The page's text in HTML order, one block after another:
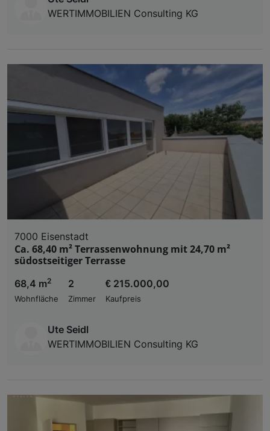
WERTIMMOBILIEN Consulting KG
7000 Eisenstadt
Ca. 68,40 m² Terrassenwohnung mit 24,70 m²
südostseitiger Terrasse
68,4 m2
Wohnfläche
2
Zimmer
€ 215.000,00
Kaufpreis
Ute Seidl
WERTIMMOBILIEN Consulting KG